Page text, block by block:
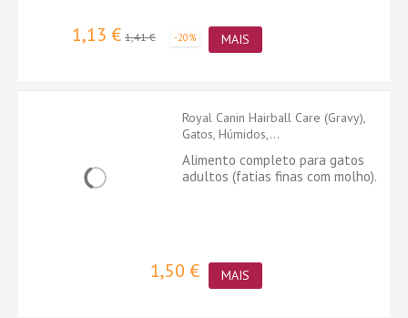
1,13 € 1,41 € -20% MAIS
Royal Canin Hairball Care (Gravy),
Gatos, Húmidos,...
Alimento completo para gatos
adultos (fatias finas com molho).
1,50 € MAIS